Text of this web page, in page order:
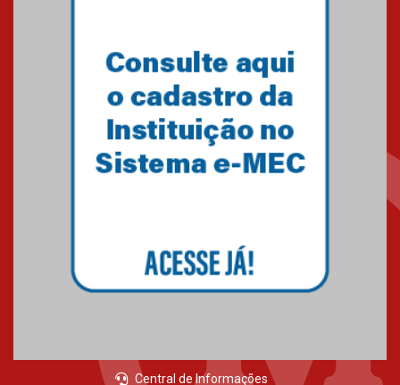
Primeiro culto do ano ressalta o
27.02.2026
Central de Informações